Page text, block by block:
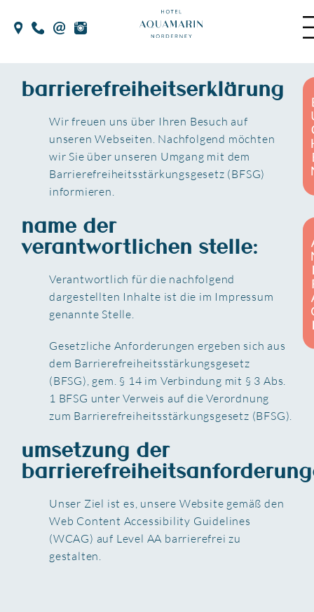
content
barrierefreiheitserklärung
Wir freuen uns über Ihren Besuch auf
unseren Webseiten. Nachfolgend möchten
wir Sie über unseren Umgang mit dem
Barrierefreiheitsstärkungsgesetz (BFSG)
informieren.
name der
verantwortlichen stelle:
Verantwortlich für die nachfolgend
dargestellten Inhalte ist die im Impressum
genannte Stelle.
Gesetzliche Anforderungen ergeben sich aus
dem Barrierefreiheitsstärkungsgesetz
(BFSG), gem. § 14 im Verbindung mit § 3 Abs.
1 BFSG unter Verweis auf die Verordnung
zum Barrierefreiheitsstärkungsgesetz (BFSG).
umsetzung der
Unser Ziel ist es, unsere Website gemäß den
Web Content Accessibility Guidelines
(WCAG) auf Level AA barrierefrei zu
gestalten.